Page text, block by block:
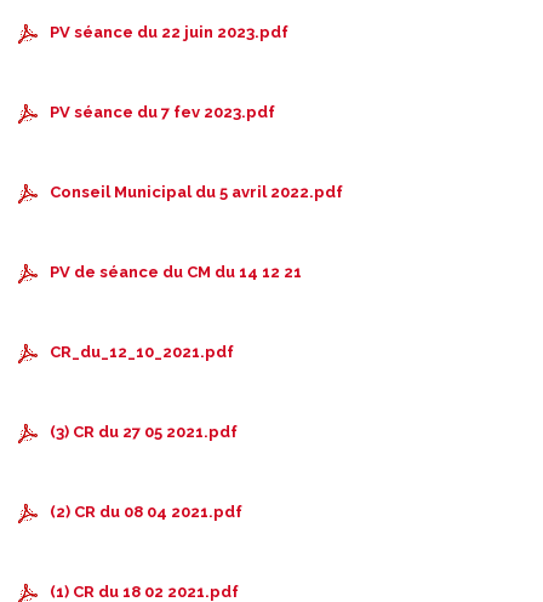
PV séance du 22 juin 2023.pdf
PV séance du 7 fev 2023.pdf
Conseil Municipal du 5 avril 2022.pdf
PV de séance du CM du 14 12 21
CR_du_12_10_2021.pdf
(3) CR du 27 05 2021.pdf
(2) CR du 08 04 2021.pdf
(1) CR du 18 02 2021.pdf